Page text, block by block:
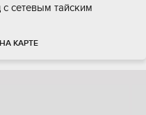
сетевым тайским
КАРТЕ